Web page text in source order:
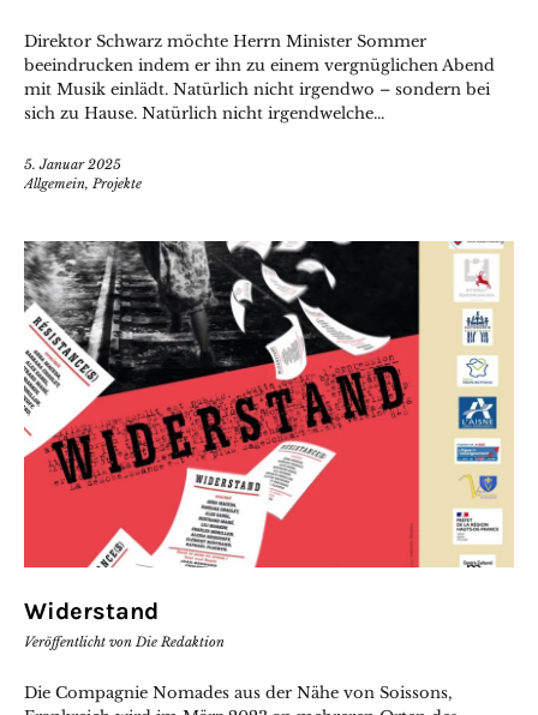
Direktor Schwarz möchte Herrn Minister Sommer
beeindrucken indem er ihn zu einem vergnüglichen Abend
mit Musik einlädt. Natürlich nicht irgendwo – sondern bei
sich zu Hause. Natürlich nicht irgendwelche...
5. Januar 2025
Allgemein, Projekte
Widerstand
Veröffentlicht von Die Redaktion
Die Compagnie Nomades aus der Nähe von Soissons,